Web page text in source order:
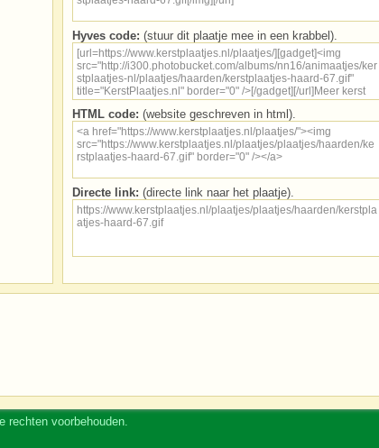
Hyves code: (stuur dit plaatje mee in een krabbel).
HTML code: (website geschreven in html).
Directe link: (directe link naar het plaatje).
rechten voorbehouden.